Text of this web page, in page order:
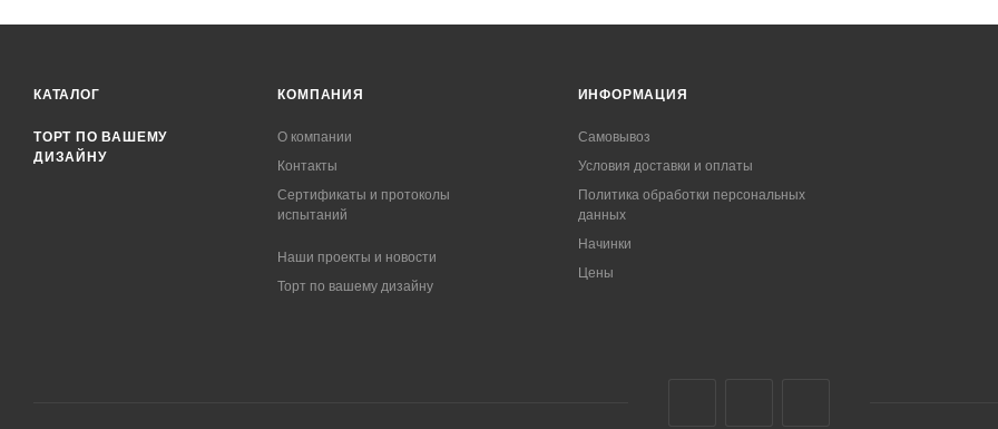
КАТАЛОГ
ТОРТ ПО ВАШЕМУ
ДИЗАЙНУ
КОМПАНИЯ
О компании
Контакты
Сертификаты и протоколы
испытаний
Наши проекты и новости
Торт по вашему дизайну
ИНФОРМАЦИЯ
Самовывоз
Условия доставки и оплаты
Политика обработки персональных
данных
Начинки
Цены